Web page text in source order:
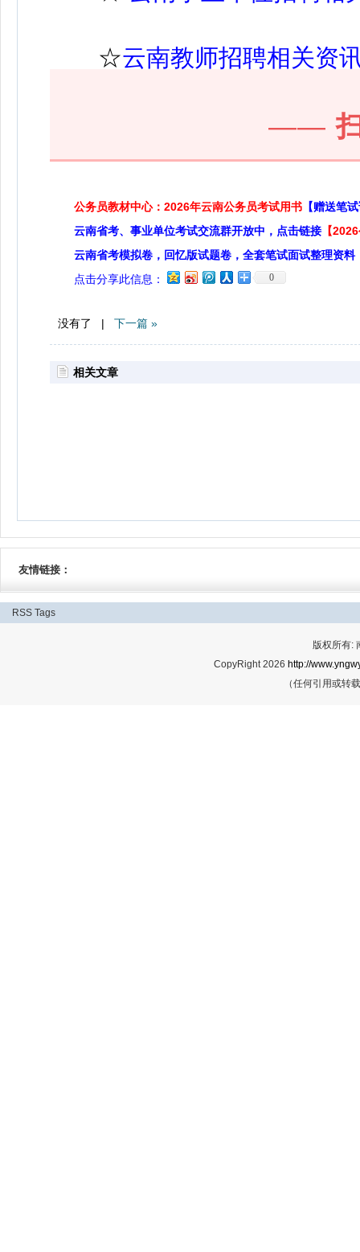
☆云南教师招聘相关资
——
公务员教材中心：2026年云南公务员考试用书 【赠送笔
云南省考、事业单位考试交流群开放中，点击链接 【
云南省考模拟卷，回忆版试题卷，全套笔试面试整理资料
点击分享此信息：
0
没有了 | 下一篇 »
相关文章
友情链接：
RSS Tags
版权所有:
CopyRight 2026 http://
（任何引用或转